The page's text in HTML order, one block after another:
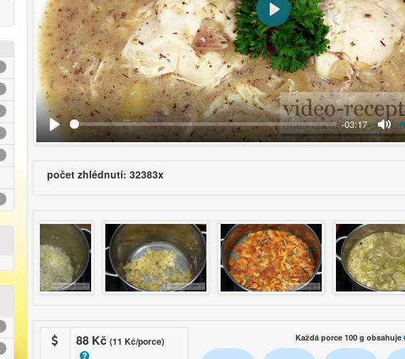
-03:17
Přehrát
počet zhlédnutí: 32383x
88 Kč (11 Kč/porce) Každá porce 100 g obsahuje